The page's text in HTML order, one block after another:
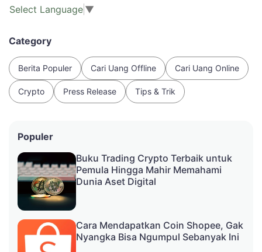
Select Language ▼
Category
Berita Populer Cari Uang Offline Cari Uang Online
Crypto Press Release Tips & Trik
Populer
Buku Trading Crypto Terbaik untuk
Pemula Hingga Mahir Memahami
Dunia Aset Digital
Cara Mendapatkan Coin Shopee, Gak
Nyangka Bisa Ngumpul Sebanyak Ini